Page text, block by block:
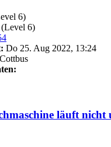
6)
Do 25. Aug 2022, 13:24
Cottbus
läuft nicht